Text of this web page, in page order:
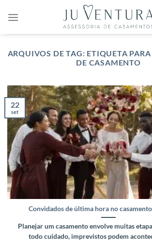
ARQUIVOS DE TAG: ETIQUETA
DE CASAMENTO
Convidados de última hora no
Planejar um casamento envolve muitas
todo cuidado, imprevistos podem
22
set